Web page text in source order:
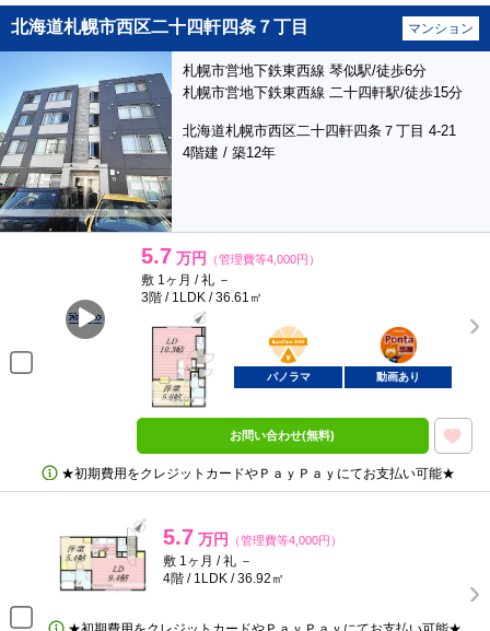
北海道札幌市西区二十四軒四条７丁目 マンション
札幌市営地下鉄東西線 琴似駅/徒歩6分
札幌市営地下鉄東西線 二十四軒駅/徒歩15分
北海道札幌市西区二十四軒四条７丁目 4-21
4階建 / 築12年
5.7 万円 （管理費等4,000円）
敷 1ヶ月 / 礼 －
3階 / 1LDK / 36.61㎡
BunChinPAY
ポンタ
部屋
パノラマ 動画あり
お問い合わせ(無料)
★初期費用をクレジットカードやＰａｙＰａｙにてお支払い可能★
5.7 万円 （管理費等4,000円）
敷 1ヶ月 / 礼 －
4階 / 1LDK / 36.92㎡